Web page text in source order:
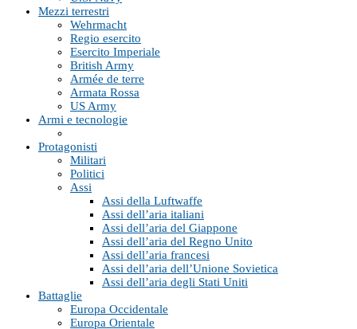
Mezzi terrestri
Wehrmacht
Regio esercito
Esercito Imperiale
British Army
Armée de terre
Armata Rossa
US Army
Armi e tecnologie
Protagonisti
Militari
Politici
Assi
Assi della Luftwaffe
Assi dell’aria italiani
Assi dell’aria del Giappone
Assi dell’aria del Regno Unito
Assi dell’aria francesi
Assi dell’aria dell’Unione Sovietica
Assi dell’aria degli Stati Uniti
Battaglie
Europa Occidentale
Europa Orientale